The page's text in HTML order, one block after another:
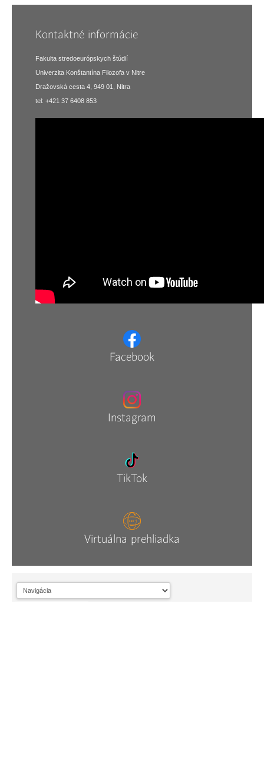
Kontaktné informácie
Fakulta stredoeurópskych štúdií
Univerzita Konštantína Filozofa v Nitre
Dražovská cesta 4, 949 01, Nitra
tel: +421 37 6408 853
Facebook
Instagram
TikTok
Virtuálna prehliadka